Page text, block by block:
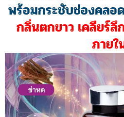
ราคาโปรโมชั่นก่อ
ราคาโปรโมชั่นก่อ